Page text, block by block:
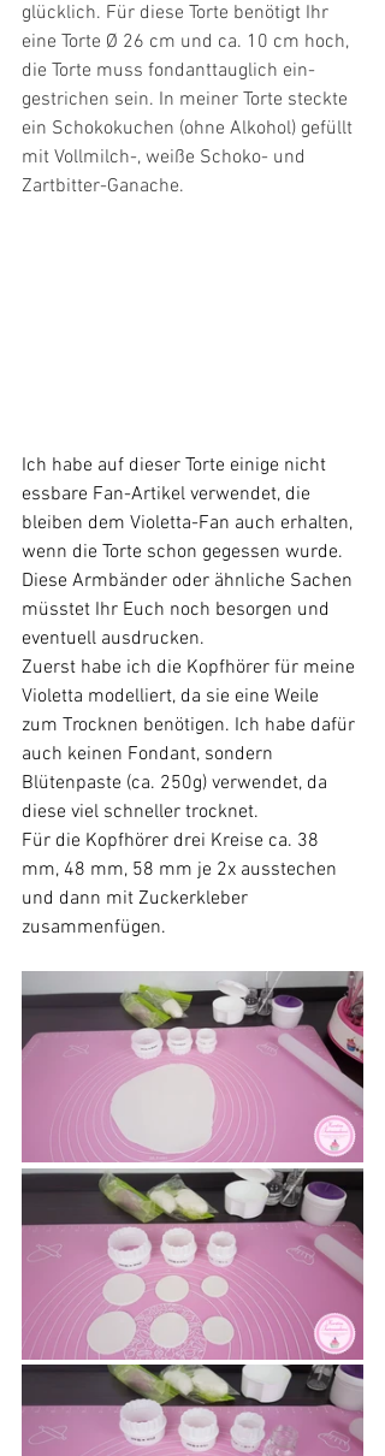
glücklich. Für diese Torte benötigt Ihr
eine Torte Ø 26 cm und ca. 10 cm hoch,
die Torte muss fondanttauglich ein-
gestrichen sein. In meiner Torte steckte
ein Schokokuchen (ohne Alkohol) gefüllt
mit Vollmilch-, weiße Schoko- und
Zartbitter-Ganache.
Ich habe auf dieser Torte einige nicht
essbare Fan-Artikel verwendet, die
bleiben dem Violetta-Fan auch erhalten,
wenn die Torte schon gegessen wurde.
Diese Armbänder oder ähnliche Sachen
müsstet Ihr Euch noch besorgen und
eventuell ausdrucken.
Zuerst habe ich die Kopfhörer für meine
Violetta modelliert, da sie eine Weile
zum Trocknen benötigen. Ich habe dafür
auch keinen Fondant, sondern
Blütenpaste (ca. 250g) verwendet, da
diese viel schneller trocknet.
Für die Kopfhörer drei Kreise ca. 38
mm, 48 mm, 58 mm je 2x ausstechen
und dann mit Zuckerkleber
zusammenfügen.